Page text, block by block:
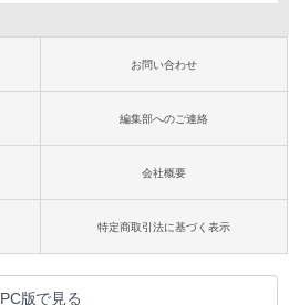
お問い合わせ
編集部へのご連絡
会社概要
特定商取引法に基づく表示
PC版で見る